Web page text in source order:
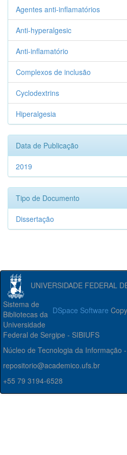
Agentes anti-inflamatórios
Anti-hyperalgesic
Anti-inflamatório
Complexos de inclusão
Cyclodextrins
Hiperalgesia
Data de Publicação
2019
Tipo de Documento
Dissertação
UNIVERSIDADE FEDERAL
DSpace Software
Sistema de
Bibliotecas da
Universidade
Federal de Sergipe - SIBIUFS
Núcleo de Tecnologia da Informação
repositorio@academico.ufs.br
+55 79 3194-6528